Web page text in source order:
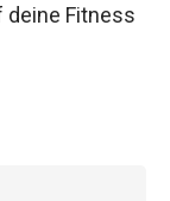
deine Fitness